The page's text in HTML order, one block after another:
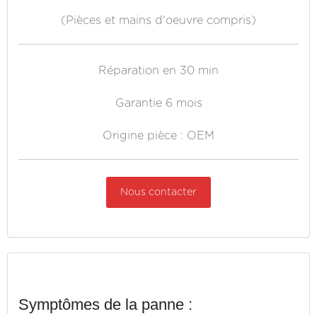
(Pièces et mains d'oeuvre compris)
Réparation en 30 min
Garantie 6 mois
Origine pièce : OEM
Nous contacter
Symptômes de la panne :